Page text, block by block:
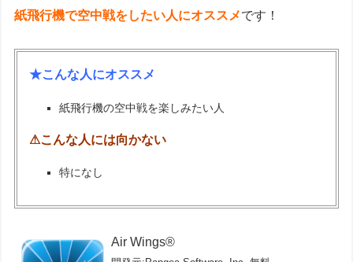
紙飛行機で空中戦をしたい人にオススメです！
★こんな人にオススメ
紙飛行機の空中戦を楽しみたい人
⚠こんな人には向かない
特になし
Air Wings®